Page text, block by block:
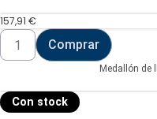
157,91 €
Medallón
emergencia
DAITEM
Comprar
Medallón de
Con stock